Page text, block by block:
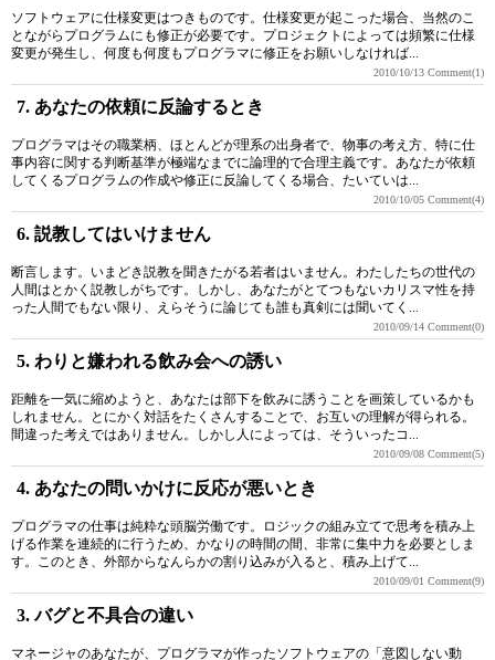
ソフトウェアに仕様変更はつきものです。仕様変更が起こった場合、当然のこ
とながらプログラムにも修正が必要です。プロジェクトによっては頻繁に仕様
変更が発生し、何度も何度もプログラマに修正をお願いしなければ...
2010/10/13 Comment(1)
7. あなたの依頼に反論するとき
プログラマはその職業柄、ほとんどが理系の出身者で、物事の考え方、特に仕
事内容に関する判断基準が極端なまでに論理的で合理主義です。あなたが依頼
してくるプログラムの作成や修正に反論してくる場合、たいていは...
2010/10/05 Comment(4)
6. 説教してはいけません
断言します。いまどき説教を聞きたがる若者はいません。わたしたちの世代の
人間はとかく説教しがちです。しかし、あなたがとてつもないカリスマ性を持
った人間でもない限り、えらそうに論じても誰も真剣には聞いてく...
2010/09/14 Comment(0)
5. わりと嫌われる飲み会への誘い
距離を一気に縮めようと、あなたは部下を飲みに誘うことを画策しているかも
しれません。とにかく対話をたくさんすることで、お互いの理解が得られる。
間違った考えではありません。しかし人によっては、そういったコ...
2010/09/08 Comment(5)
4. あなたの問いかけに反応が悪いとき
プログラマの仕事は純粋な頭脳労働です。ロジックの組み立てで思考を積み上
げる作業を連続的に行うため、かなりの時間の間、非常に集中力を必要としま
す。このとき、外部からなんらかの割り込みが入ると、積み上げて...
2010/09/01 Comment(9)
3. バグと不具合の違い
マネージャのあなたが、プログラマが作ったソフトウェアの「意図しない動